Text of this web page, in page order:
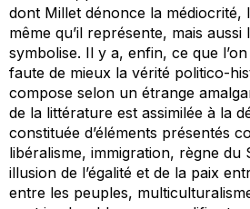
dont Millet dénonce la médiocrité,
même qu’il représente, mais aussi
symbolise. Il y a, enfin, ce que
faute de mieux la vérité politico-
compose selon un étrange
de la littérature est assimilée à la
constituée d’éléments présentés
libéralisme, immigration, règne du
illusion de l’égalité et de la paix
entre les peuples,